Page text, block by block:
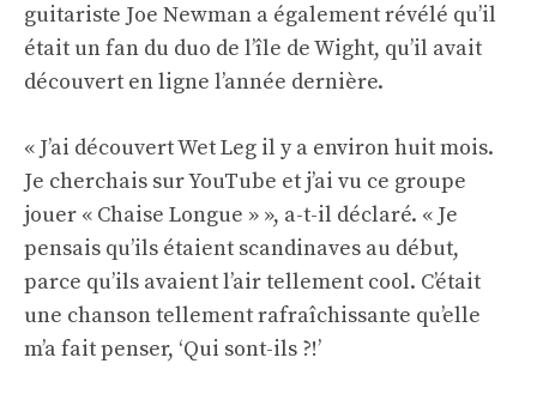
guitariste Joe Newman a également révélé qu’il
était un fan du duo de l’île de Wight, qu’il avait
découvert en ligne l’année dernière.
« J’ai découvert Wet Leg il y a environ huit mois.
Je cherchais sur YouTube et j’ai vu ce groupe
jouer « Chaise Longue » », a-t-il déclaré. « Je
pensais qu’ils étaient scandinaves au début,
parce qu’ils avaient l’air tellement cool. C’était
une chanson tellement rafraîchissante qu’elle
m’a fait penser, ‘Qui sont-ils ?!’